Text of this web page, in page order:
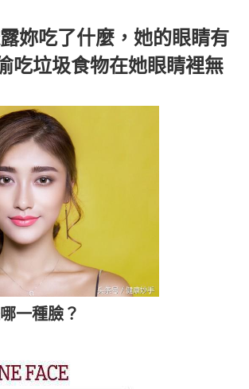
妳吃了什麼，她的眼睛有
吃垃圾食物在她眼睛裡無
一種臉？